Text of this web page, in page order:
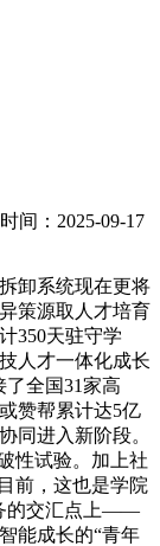
间：2025-09-17
卸系统现在更将
策源取人才培育
350天驻守学
人才一体化成长
全国31家高
赞帮累计达5亿
同进入新阶段。
性试验。加上社
前，这也是学院
的交汇点上——
能成长的“青年